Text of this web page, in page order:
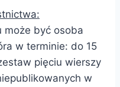
może być osoba
w terminie: do 15
pięciu wierszy
w